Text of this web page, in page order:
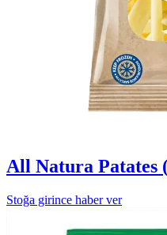
All Natura Patates
Stoğa girince haber ver